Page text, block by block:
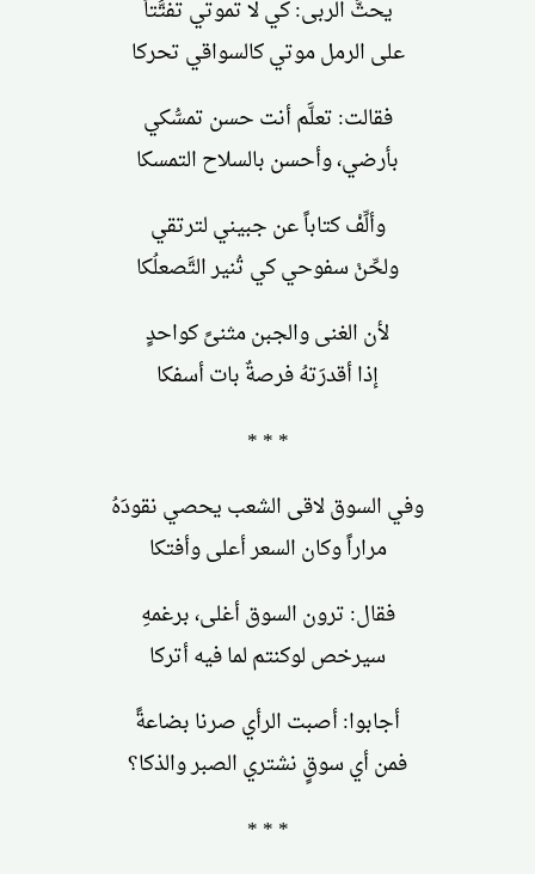
يحثُّ الربى: كي لا تموتي تفتُّتاً
على الرمل موتي كالسواقي تحركا
فقالت: تعلَّم أنت حسن تمسُّكي
بأرضي، وأحسن بالسلاح التمسكا
وألِّفْ كتاباً عن جبيني لترتقي
ولحِّنْ سفوحي كي تُنير التَّصعلُكا
لأن الغنى والجبن مثنىً كواحدٍ
إذا أقدرَتهُ فرصةٌ بات أسفكا
* * *
وفي السوق لاقى الشعب يحصي نقودَهُ
مراراً وكان السعر أعلى وأفتكا
فقال: ترون السوق أغلى، برغمهِ
سيرخص لوكنتم لما فيه أتركا
أجابوا: أصبت الرأي صرنا بضاعةً
فمن أي سوقٍ نشتري الصبر والذكا؟
* * *